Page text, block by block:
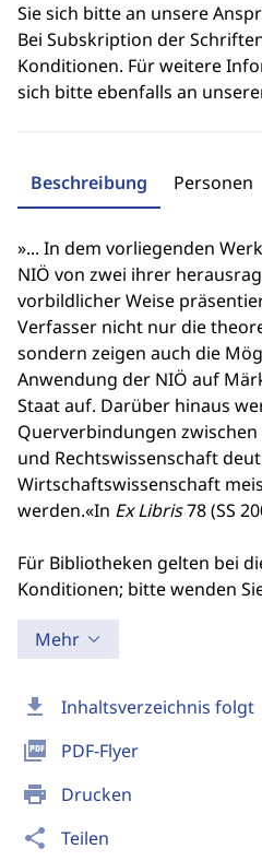
download Inhaltsverzeichnis folgt
picture_as_pdf PDF-Flyer
print Drucken
share Teilen
Sie sich bitte an unsere
Bei Subskription der
Konditionen. Für weitere
sich bitte ebenfalls an
Beschreibung Personen
»... In dem vorliegenden
NIÖ von zwei ihrer
vorbildlicher Weise
Verfasser nicht nur die
sondern zeigen auch die
Anwendung der NIÖ auf
Staat auf. Darüber hinaus
Querverbindungen
und Rechtswissenschaft
Wirtschaftswissenschaft
werden.«In Ex Libris78 (SS
Für Bibliotheken gelten bei
Konditionen; bitte wenden
Mehr